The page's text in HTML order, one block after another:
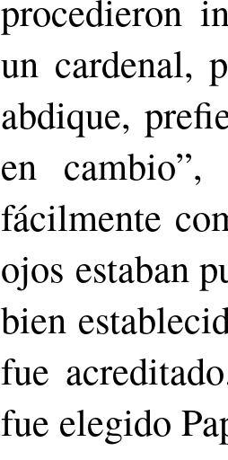
procedieron
un cardenal,
abdique,
en
fácilmente
ojos estaban
bien
fue
fue elegido